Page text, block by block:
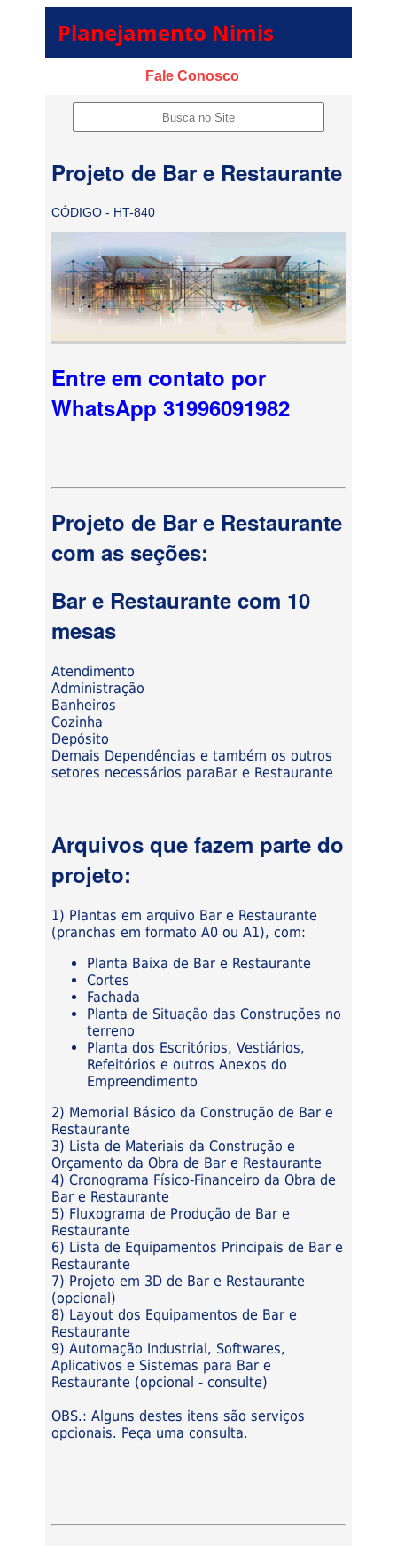
Planejamento Nimis
Fale Conosco
Projeto de Bar e Restaurante
CÓDIGO - HT-840
Entre em contato por
WhatsApp 31996091982
Projeto de Bar e Restaurante
com as seções:
Bar e Restaurante com 10
mesas
Atendimento
Administração
Banheiros
Cozinha
Depósito
Demais Dependências e também os outros
setores necessários paraBar e Restaurante
Arquivos que fazem parte do
projeto:
1) Plantas em arquivo Bar e Restaurante
(pranchas em formato A0 ou A1), com:
Planta Baixa de Bar e Restaurante
Cortes
Fachada
Planta de Situação das Construções no
terreno
Planta dos Escritórios, Vestiários,
Refeitórios e outros Anexos do
Empreendimento
2) Memorial Básico da Construção de Bar e
Restaurante
3) Lista de Materiais da Construção e
Orçamento da Obra de Bar e Restaurante
4) Cronograma Físico-Financeiro da Obra de
Bar e Restaurante
5) Fluxograma de Produção de Bar e
Restaurante
6) Lista de Equipamentos Principais de Bar e
Restaurante
7) Projeto em 3D de Bar e Restaurante
(opcional)
8) Layout dos Equipamentos de Bar e
Restaurante
9) Automação Industrial, Softwares,
Aplicativos e Sistemas para Bar e
Restaurante (opcional - consulte)
OBS.: Alguns destes itens são serviços
opcionais. Peça uma consulta.